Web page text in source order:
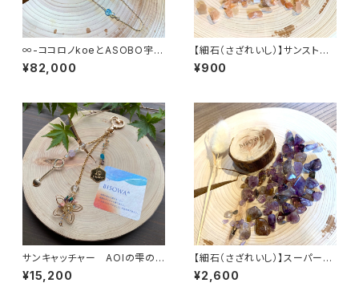
∞-ココロノkoeとASOBO宇-
∞
¥82,000
【細石（さざれいし）】サンストー
ン 100g
¥900
サンキャッチャー AOIの雫の
恵みをあなたへ
¥15,200
【細石（さざれいし）】スーパーセ
ブン 100g
¥2,600